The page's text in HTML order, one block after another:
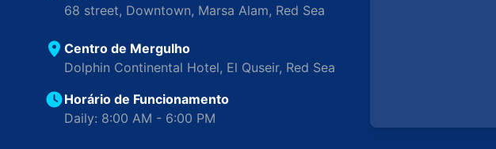
68 street, Downtown, Marsa Alam, Red Sea
Centro de Mergulho
Dolphin Continental Hotel, El Quseir, Red Sea
Horário de Funcionamento
Daily: 8:00 AM - 6:00 PM